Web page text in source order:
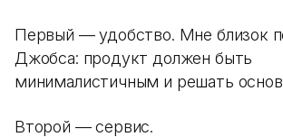
Первый — удобство. Мне близок
Джобса: продукт должен быть
минималистичным и решать
Второй — сервис.